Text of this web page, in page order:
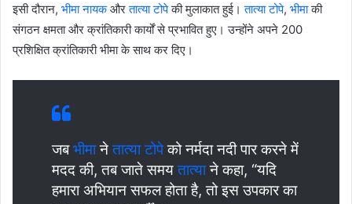
इसी दौरान, भीमा नायकऔरतात्या टोपेकी मुलाकात हुई।तात्या टोपे, भीमाकी
संगठन क्षमता और क्रांतिकारी कार्यों से प्रभावित हुए। उन्होंने अपने 200
प्रशिक्षित क्रांतिकारी भीमा के साथ कर दिए।
जबभीमानेतात्या टोपेको नर्मदा नदी पार करने में
मदद की, तब जाते समयतात्याने कहा, “यदि
हमारा अभियान सफल होता है, तो इस उपकार का